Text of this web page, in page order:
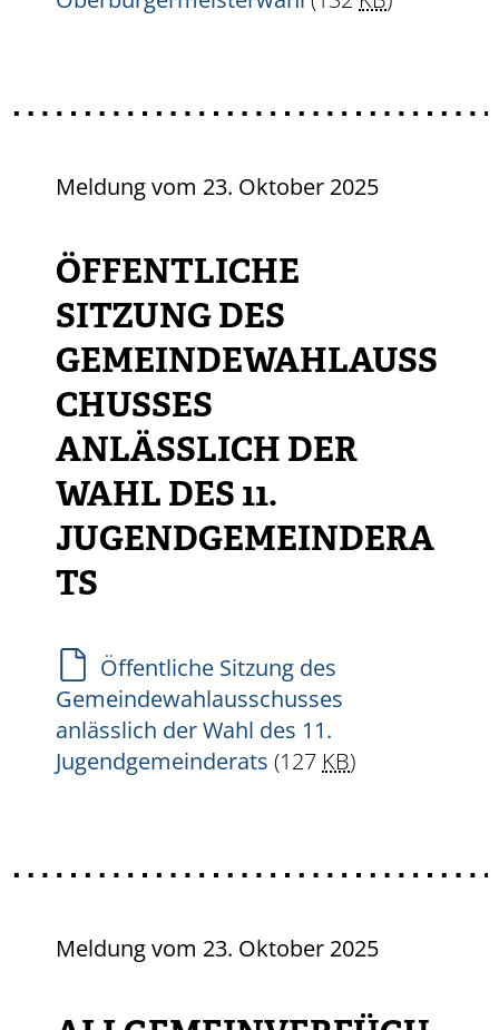
Meldung vom 23. Oktober 2025
ÖFFENTLICHE
SITZUNG DES
GEMEINDEWAHLAUSS
CHUSSES
ANLÄSSLICH DER
WAHL DES 11.
JUGENDGEMEINDERA
TS
Öffentliche Sitzung des
Gemeindewahlausschusses
anlässlich der Wahl des 11.
Jugendgemeinderats (127 KB)
Meldung vom 23. Oktober 2025